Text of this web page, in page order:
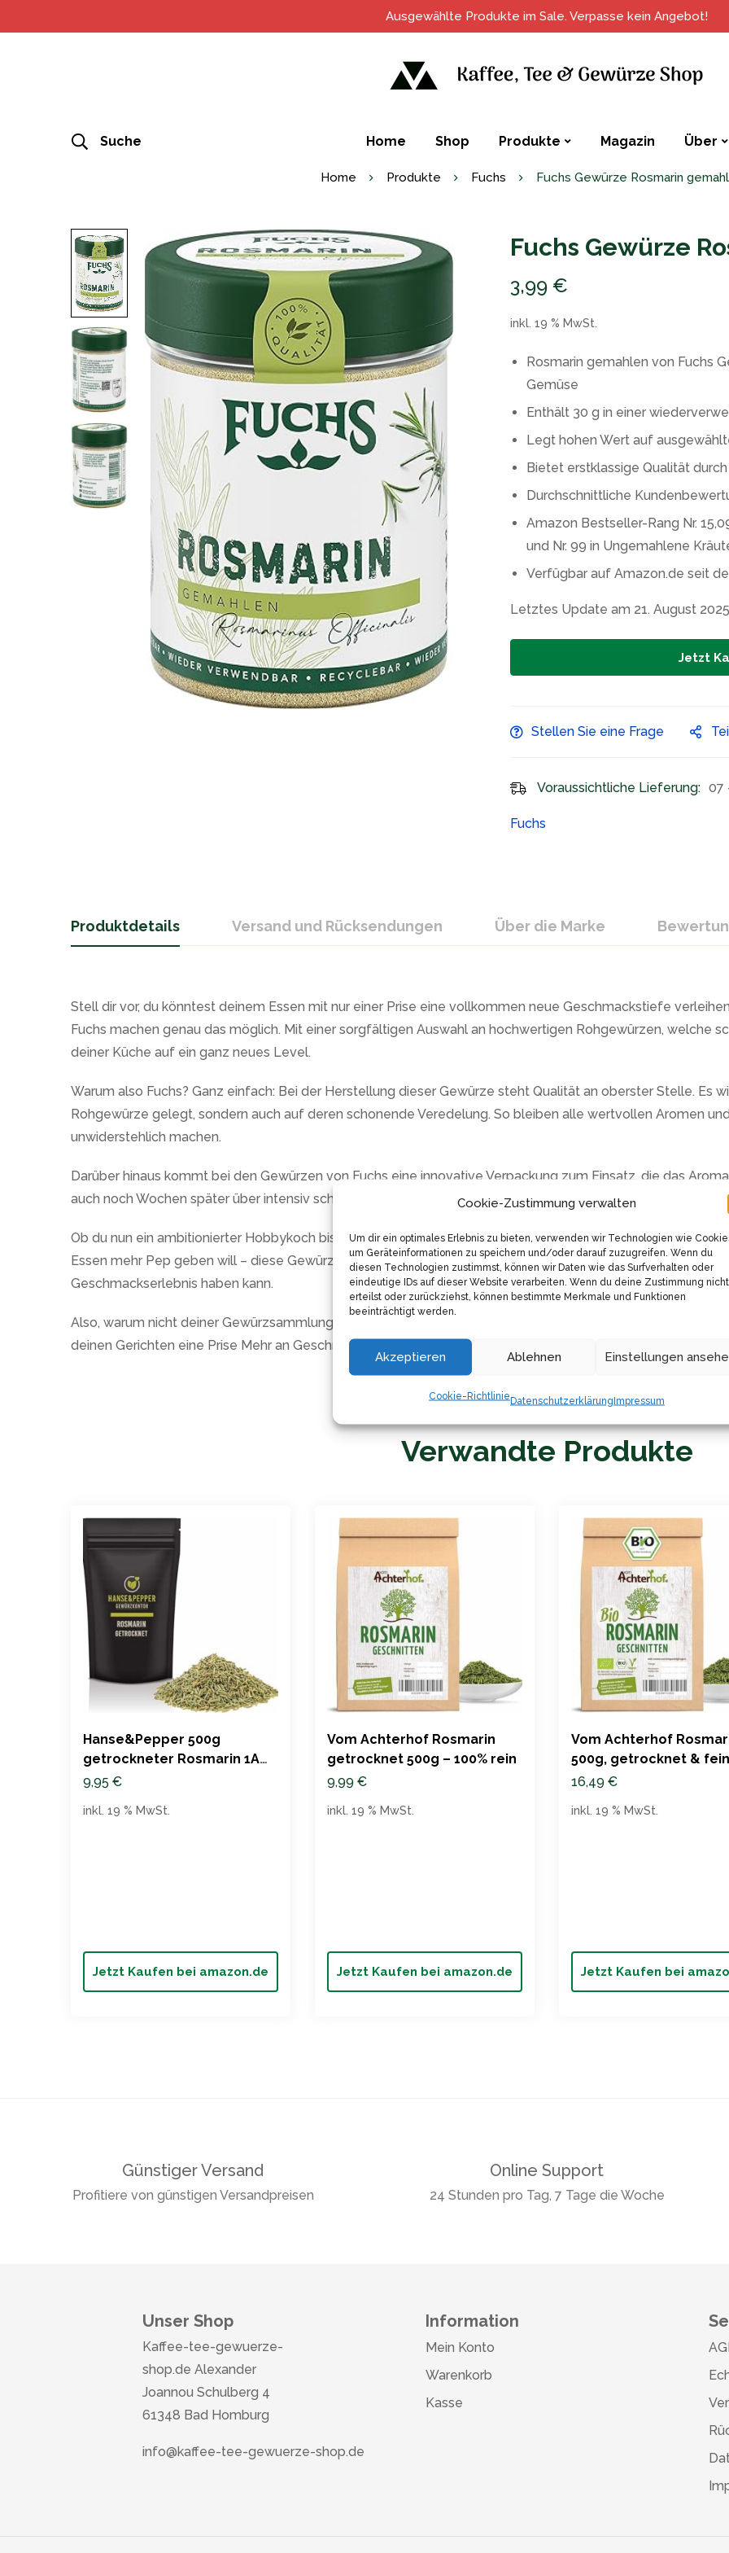
Cookie-Zustimmung verwalten
Um dir ein optimales Erlebnis zu bieten, verwenden wir Technologien wie
um Geräteinformationen zu speichern und/oder darauf zuzugreifen. Wenn du
diesen Technologien zustimmst, können wir Daten wie das Surfverhalten oder
eindeutige IDs auf dieser Website verarbeiten. Wenn du deine Zustimmung nicht
erteilst oder zurückziehst, können bestimmte Merkmale und Funktionen
beeinträchtigt werden.
Akzeptieren Ablehnen Einstellungen
Cookie-RichtlinieDatenschutzerklärungImpressum
Ausgewählte Produkte im Sale. Verpasse kein Angebot!
Suche Home Shop Produkte Magazin Über
Home Produkte Fuchs Fuchs Gewürze Rosmarin
Fuchs Gewürze
3,99 €
inkl. 19 % MwSt.
Rosmarin gemahlen von Fuchs
Gemüse
Enthält 30 g in einer
Legt hohen Wert auf
Bietet erstklassige Qualität
Durchschnittliche
Amazon Bestseller-Rang Nr.
und Nr. 99 in Ungemahlene
Verfügbar auf Amazon.de seit
Letztes Update am 21. August
Jetzt
Stellen Sie eine Frage
Voraussichtliche Lieferung: 07
Fuchs
Produktdetails Versand und Rücksendungen Über die Marke
Stell dir vor, du könntest deinem Essen mit nur einer Prise eine vollkommen neue Geschmackstiefe
Fuchs machen genau das möglich. Mit einer sorgfältigen Auswahl an hochwertigen Rohgewürzen, welche
deiner Küche auf ein ganz neues Level.
Warum also Fuchs? Ganz einfach: Bei der Herstellung dieser Gewürze steht Qualität an oberster Stelle. Es
Rohgewürze gelegt, sondern auch auf deren schonende Veredelung. So bleiben alle wertvollen Aromen
unwiderstehlich machen.
Darüber hinaus kommt bei den Gewürzen von Fuchs eine innovative Verpackung zum Einsatz, die das
auch noch Wochen später über intensiv schmeckende Gewürze freuen, als wären sie gerade erst frisch
Ob du nun ein ambitionierter Hobbykoch bist, der seine Kreationen auf das nächste Level heben möchte,
Essen mehr Pep geben will – diese Gewürze sind die Antwort. Du wirst überrascht sein, wie viel Einfluss
Geschmackserlebnis haben kann.
Also, warum nicht deiner Gewürzsammlung ein Upgrade geben und dich selbst von der erstklassigen
deinen Gerichten eine Prise Mehr an Geschmack und Aroma. Es ist der einfachste Weg, um jeden Bissen zu
Verwandte Produkte
Hanse&Pepper 500g
getrockneter Rosmarin 1A
Aromatisch
9,95 €
Jetzt Kaufen bei amazon.de
inkl. 19 % MwSt.
Vom Achterhof Rosmarin
getrocknet 500g – 100% rein
9,99 €
Jetzt Kaufen bei amazon.de
inkl. 19 % MwSt.
Vom Achterhof
500g, getrocknet & fein
geschnitten
16,49 €
Jetzt Kaufen bei
inkl. 19 % MwSt.
Günstiger Versand
Profitiere von günstigen Versandpreisen
Online Support
24 Stunden pro Tag, 7 Tage die Woche
Unser Shop
Kaffee-tee-gewuerze-
shop.de Alexander
Joannou Schulberg 4
61348 Bad Homburg
info@kaffee-tee-gewuerze-shop.de
Information
Mein Konto
Warenkorb
Kasse